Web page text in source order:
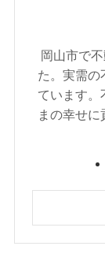
岡山市で
た。実需の
ています。
まの幸せ